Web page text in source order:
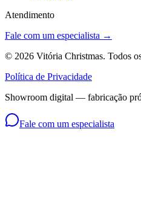
Atendimento
Fale com um especialista →
© 2026 Vitória Christmas. Todos
Política de Privacidade
Showroom digital — fabricação
Fale com um especialista